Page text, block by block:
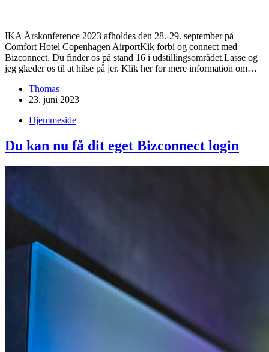
IKA Årskonference 2023 afholdes den 28.-29. september på
Comfort Hotel Copenhagen AirportKik forbi og connect med
Bizconnect. Du finder os på stand 16 i udstillingsområdet.Lasse og
jeg glæder os til at hilse på jer. Klik her for mere information om…
Thomas
23. juni 2023
Hjemmeside
Du kan nu få dit eget Bizconnect login